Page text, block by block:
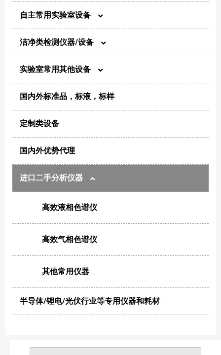
针头滤器
自主常用实验室设备
实验室光谱类设备
氮氢空气体发生器
离心机
超声清洗机
超纯水机
洁净类检测仪器/设备
尘埃粒子计数器
浮游菌采样器
实验室常用其他设备
电化学
恒温/干燥/加热
国内外标准品，标液，标样
定制类设备
国内外优势代理
进口二手分析仪器
高效液相色谱仪
高效气相色谱仪
其他常用仪器
半导体/锂电/光伏行业等专用仪器和耗材